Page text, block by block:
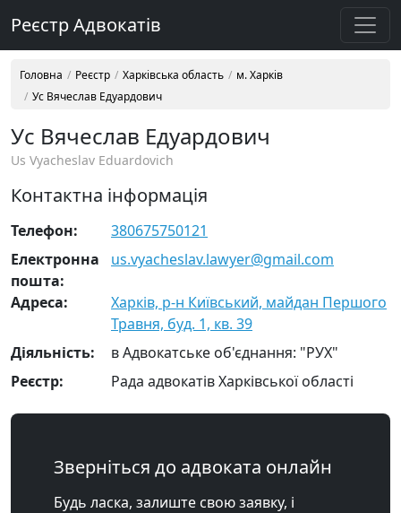
Реєстр Адвокатів
Головна Реєстр Харківська область
м. Харків
Ус Вячеслав Едуардович
Ус Вячеслав Едуардович
Us Vyacheslav Eduardovich
Контактна інформація
Телефон:
380675750121
Електронна
пошта:
us.vyacheslav.lawyer@gmail.com
Адреса:
Харків, р-н Київський, майдан Першого
Травня, буд. 1, кв. 39
Діяльність:
в Адвокатське об'єднання: "РУХ"
Реєстр:
Рада адвокатів Харківської області
Зверніться до адвоката онлайн
Будь ласка, залиште свою заявку, і